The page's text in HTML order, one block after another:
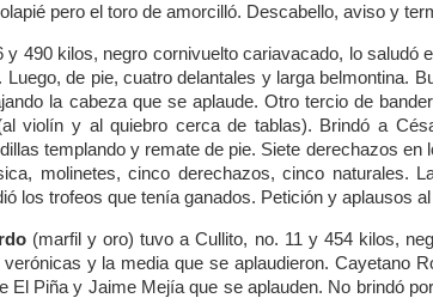
pero el toro de amorcilló. Descabello, aviso y
y 490 kilos, negro cornivuelto cariavacado, lo saludó
de pie, cuatro delantales y larga belmontina.
la cabeza que se aplaude. Otro tercio de
violín y al quiebro cerca de tablas). Brindó a
templando y remate de pie. Siete derechazos en
molinetes, cinco derechazos, cinco naturales.
los trofeos que tenía ganados. Petición y aplausos al
(marfil y oro) tuvo a Cullito, no. 11 y 454 kilos,
y la media que se aplaudieron. Cayetano
El Piña y Jaime Mejía que se aplauden. No brindó